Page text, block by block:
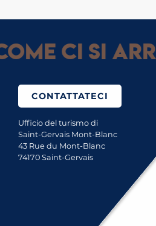
ci si
CONTATTATECI
Ufficio del turismo di
Saint-Gervais Mont-Blanc
43 Rue du Mont-Blanc
74170 Saint-Gervais